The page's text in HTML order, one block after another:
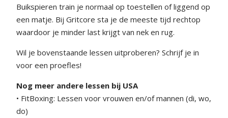
Buikspieren train je normaal op toestellen of liggend op
een matje. Bij Gritcore sta je de meeste tijd rechtop
waardoor je minder last krijgt van nek en rug.
Wil je bovenstaande lessen uitproberen? Schrijf je in
voor een proefles!
Nog meer andere lessen bij USA
• FitBoxing: Lessen voor vrouwen en/of mannen (di, wo,
do)